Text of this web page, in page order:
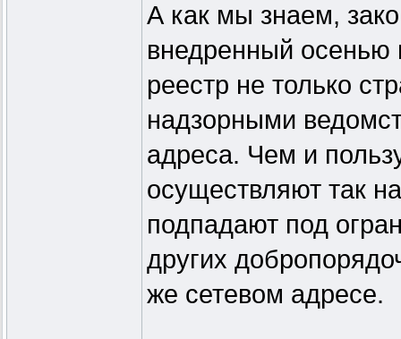
А как мы знаем,
внедренный осенью
реестр не только
надзорными
адреса. Чем и
осуществляют так
подпадают под
других
же сетевом адресе.